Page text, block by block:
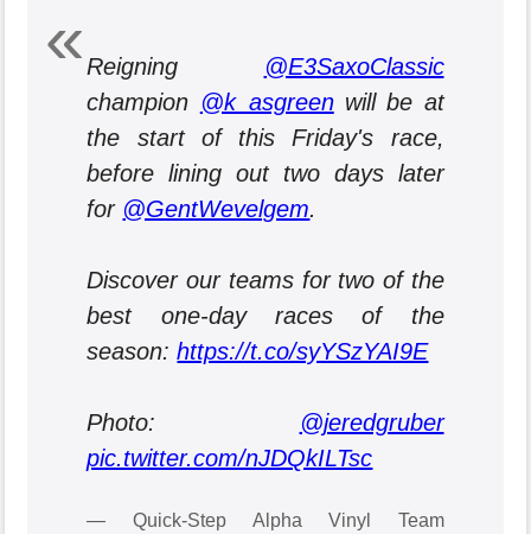
Reigning
@E3SaxoClassic
champion @k_asgreenwill be at
the start of this Friday's race,
before lining out two days later
for @GentWevelgem.
Discover our teams for two of the
best one-day races of the
season:https://t.co/syYSzYAI9E
Photo:
@jeredgruber
pic.twitter.com/nJDQkILTsc
— Quick-Step Alpha Vinyl Team